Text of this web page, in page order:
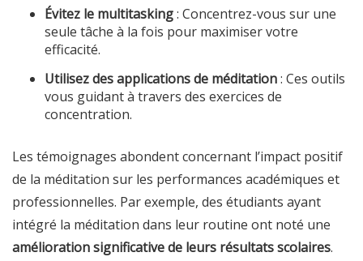
Évitez le multitasking: Concentrez-vous sur une
seule tâche à la fois pour maximiser votre
efficacité.
Utilisez des applications de méditation: Ces outils
vous guidant à travers des exercices de
concentration.
Les témoignages abondent concernant l’impact positif
de la méditation sur les performances académiques et
professionnelles. Par exemple, des étudiants ayant
intégré la méditation dans leur routine ont noté une
amélioration significative de leurs résultats scolaires.